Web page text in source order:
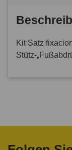
Kit Satz
Stütz-